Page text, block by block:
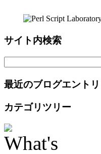
サイト内検索
最近のブログエントリ
カテゴリツリー